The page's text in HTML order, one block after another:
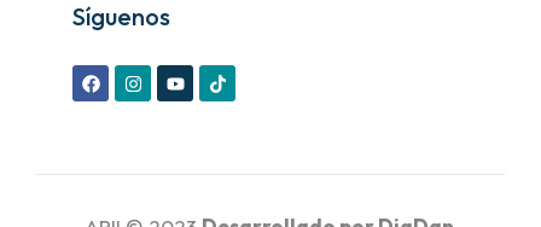
Síguenos